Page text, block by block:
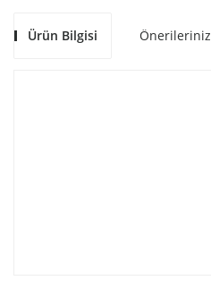
Ürün Bilgisi Önerileriniz